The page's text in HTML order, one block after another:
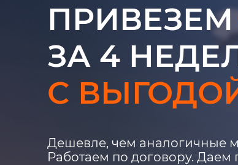
ЗА 4
С
Дешевле, чем аналогичные
Работаем по договору. Даем